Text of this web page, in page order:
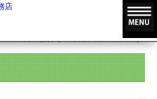
店
ご自身のお持ちの家財。再調達価格はい